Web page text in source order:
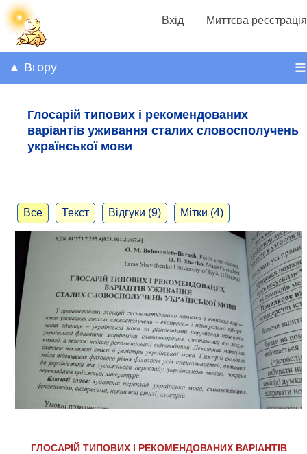
Вхід Миттєва реєстрація
☰
▲ Вгору
Глосарій типових і рекомендованих
варіантів уживання сталих словосполучень
української мови
Все Текст Відгуки (9) Мітки (4)
ГЛОСАРІЙ ТИПОВИХ І РЕКОМЕНДОВАНИХ ВАРІАНТІВ